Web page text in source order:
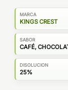
MARCA
KINGS CREST
SABOR
CAFÉ,
DISOLUCION
25%